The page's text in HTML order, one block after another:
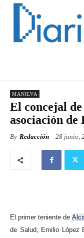
MANILVA
El concejal
asociación
By Redacción 28 junio,
El primer teniente de
de Salud, Emilio López